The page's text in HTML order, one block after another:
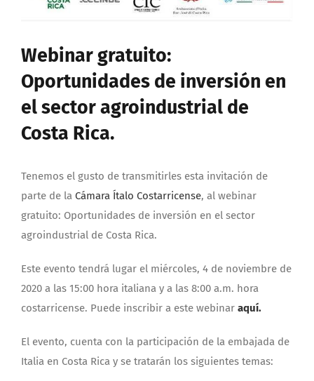
Webinar gratuito:
Oportunidades de inversión en
el sector agroindustrial de
Costa Rica.
Tenemos el gusto de transmitirles esta invitación de
parte de la Cámara Ítalo Costarricense, al webinar
gratuito: Oportunidades de inversión en el sector
agroindustrial de Costa Rica.
Este evento tendrá lugar el miércoles, 4 de noviembre de
2020 a las 15:00 hora italiana y a las 8:00 a.m. hora
costarricense. Puede inscribir a este webinar aquí.
El evento, cuenta con la participación de la embajada de
Italia en Costa Rica y se tratarán los siguientes temas: